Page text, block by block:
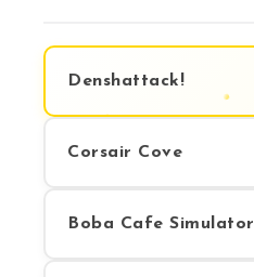
Denshattack!
Corsair Cove
Boba Cafe Simulator